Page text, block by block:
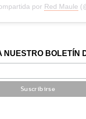
por Red Maule
NUESTRO BOLETÍN